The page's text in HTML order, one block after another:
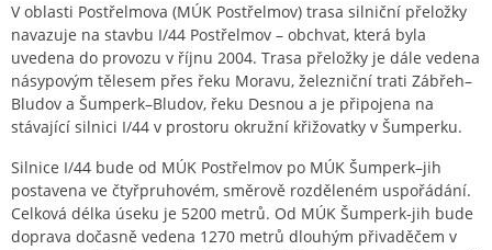
V oblasti Postřelmova (MÚK Postřelmov) trasa silniční přeložky
navazuje na stavbu I/44 Postřelmov – obchvat, která byla
uvedena do provozu v říjnu 2004. Trasa přeložky je dále vedena
násypovým tělesem přes řeku Moravu, železniční trati Zábřeh–
Bludov a Šumperk–Bludov, řeku Desnou a je připojena na
stávající silnici I/44 v prostoru okružní křižovatky v Šumperku.
Silnice I/44 bude od MÚK Postřelmov po MÚK Šumperk–jih
postavena ve čtyřpruhovém, směrově rozděleném uspořádání.
Celková délka úseku je 5200 metrů. Od MÚK Šumperk-jih bude
doprava dočasně vedena 1270 metrů dlouhým přivaděčem v